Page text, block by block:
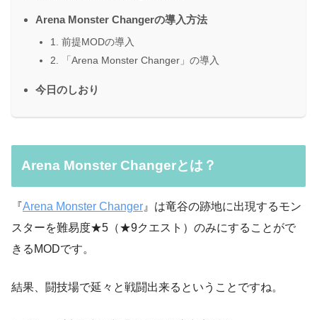
Arena Monster Changerの導入方法
1. 前提MODの導入
2. 「Arena Monster Changer」の導入
今日のしおり
Arena Monster Changerとは？
『Arena Monster Changer 』は竜谷の跡地に出現するモン
スターを難易度★5（★9クエスト）のみにすることがで
きるMODです。
結果、闘技場で延々と戦闘出来るということですね。